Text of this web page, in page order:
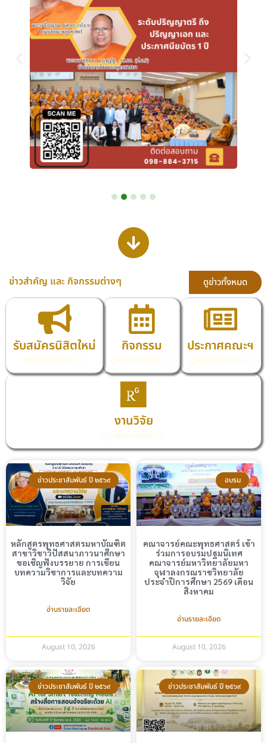
ข่าวสำคัญ และ กิจกรรมต่างๆ ดูข่าวทั้งหมด
รับสมัครนิสิตใหม่
ดูรายละเอียด >>
กิจกรรม
ดูรายละเอียด >>
ประกาศคณะฯ
ดูรายละเอียด >>
งานวิจัย
ดูรายละเอียด >>
ข่าวประชาสัมพันธ์ ปี ๒๕๖๙
หลักสูตรพุทธศาสตรมหาบัณฑิต
สาขาวิชาวิปัสสนาภาวนาศึกษา
ขอเชิญฟังบรรยาย การเขียน
บทความวิชาการและบทความ
วิจัย
อ่านรายละเอียด
August 10, 2026
อบรม
คณาจารย์คณะพุทธศาสตร์ เข้า
ร่วมการอบรมปฐมนิเทศ
คณาจารย์มหาวิทยาลัยมหา
จุฬาลงกรณราชวิทยาลัย
ประจำปีการศึกษา 2569 เดือน
สิงหาคม
อ่านรายละเอียด
August 10, 2026
ข่าวประชาสัมพันธ์ ปี ๒๕๖๙ ข่าวประชาสัมพันธ์ ปี ๒๕๖๙